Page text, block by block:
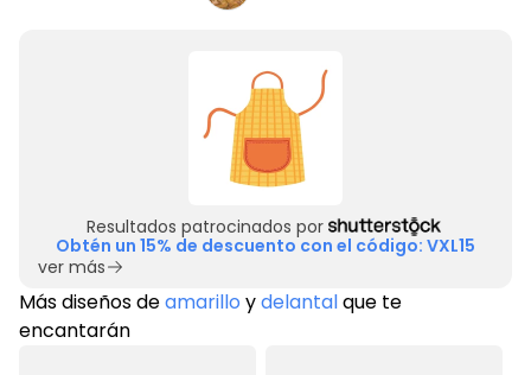
Resultados patrocinados por
Obtén un 15% de descuento con el código: VXL15
ver más
Más diseños deamarillo ydelantalque te
encantarán